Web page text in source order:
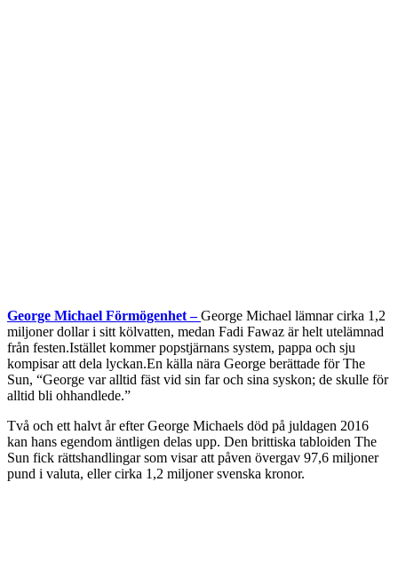
George Michael Förmögenhet –George Michael lämnar cirka 1,2
miljoner dollar i sitt kölvatten, medan Fadi Fawaz är helt utelämnad
från festen.Istället kommer popstjärnans system, pappa och sju
kompisar att dela lyckan.En källa nära George berättade för The
Sun, “George var alltid fäst vid sin far och sina syskon; de skulle för
alltid bli ohhandlede.”
Två och ett halvt år efter George Michaels död på juldagen 2016
kan hans egendom äntligen delas upp. Den brittiska tabloiden The
Sun fick rättshandlingar som visar att påven övergav 97,6 miljoner
pund i valuta, eller cirka 1,2 miljoner svenska kronor.